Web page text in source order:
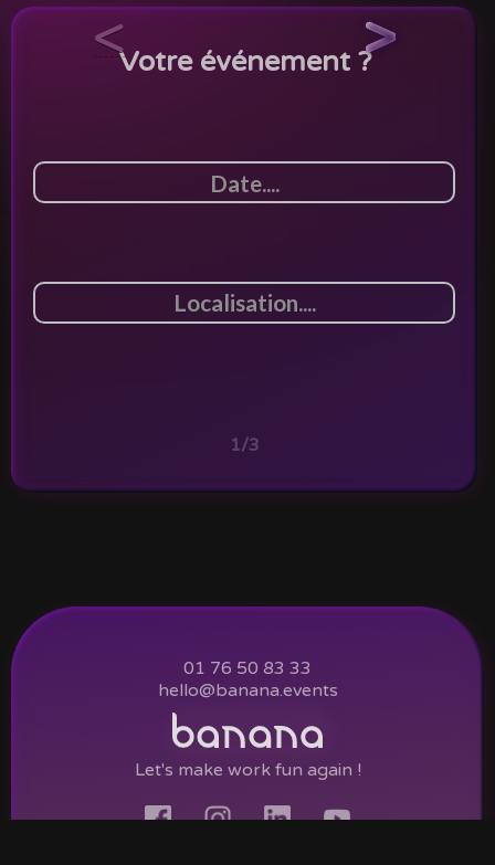
Votre événement ?
1/3
< >
01 76 50 83 33
hello@banana.events
Let's make work fun again !